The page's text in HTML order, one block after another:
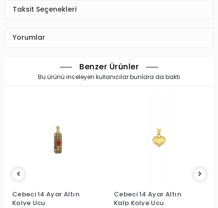
Taksit Seçenekleri
Yorumlar
Benzer Ürünler
Bu ürünü inceleyen kullanıcılar bunlara da baktı
Cebeci 14 Ayar Altın
Kolye Ucu
Cebeci 14 Ayar Altın
Kalp Kolye Ucu